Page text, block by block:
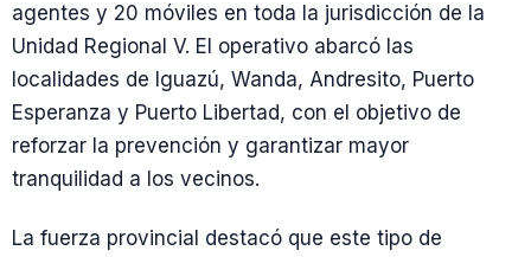
agentes y 20 móviles en toda la jurisdicción de la
Unidad Regional V. El operativo abarcó las
localidades de Iguazú, Wanda, Andresito, Puerto
Esperanza y Puerto Libertad, con el objetivo de
reforzar la prevención y garantizar mayor
tranquilidad a los vecinos.
La fuerza provincial destacó que este tipo de